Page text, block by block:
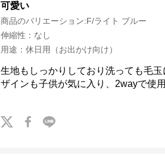
可愛い
商品のバリエーション:F/ライト ブルー
伸縮性 ： なし
用途 ： 休日用（お出かけ向け）
生地もしっかりしており洗っても毛
ザインも子供が気に入り、2wayで使